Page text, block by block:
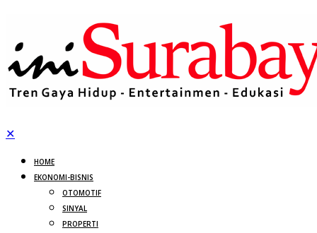
✕
HOME
EKONOMI-BISNIS
OTOMOTIF
SINYAL
PROPERTI